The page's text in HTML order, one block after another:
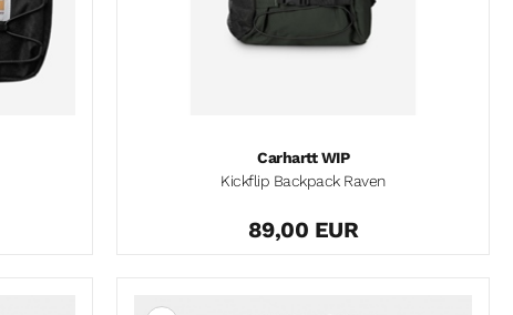
Carhartt WIP
Kickflip Backpack Raven
89,00 EUR